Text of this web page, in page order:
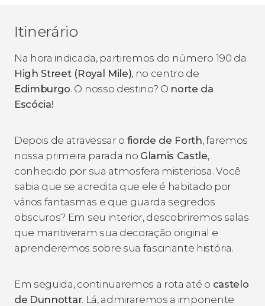
Itinerário
Na hora indicada, partiremos do número 190 da
High Street (Royal Mile), no centro de
Edimburgo. O nosso destino? O norte da
Escócia!
Depois de atravessar o fiorde de Forth, faremos
nossa primeira parada no Glamis Castle,
conhecido por sua atmosfera misteriosa. Você
sabia que se acredita que ele é habitado por
vários fantasmas e que guarda segredos
obscuros? Em seu interior, descobriremos salas
que mantiveram sua decoração original e
aprenderemos sobre sua fascinante história.
Em seguida, continuaremos a rota até o castelo
de Dunnottar. Lá, admiraremos a imponente